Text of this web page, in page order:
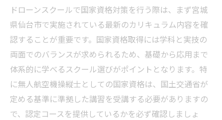
ドローンスクールで国家資格対策を行う際は、まず宮城
県仙台市で実施されている最新のカリキュラム内容を確
認することが重要です。国家資格取得には学科と実技の
両面でのバランスが求められるため、基礎から応用まで
体系的に学べるスクール選びがポイントとなります。特
に無人航空機操縦士としての国家資格は、国土交通省が
定める基準に準拠した講習を受講する必要がありますの
で、認定コースを提供しているかを必ず確認しましょ